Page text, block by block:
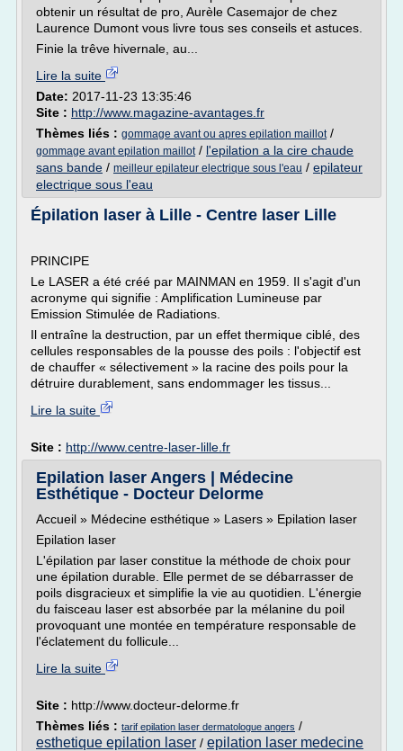
obtenir un résultat de pro, Aurèle Casemajor de chez
Laurence Dumont vous livre tous ses conseils et astuces.
Finie la trêve hivernale, au...
Lire la suite
Date: 2017-11-23 13:35:46
Site : http://www.magazine-avantages.fr
Thèmes liés : gommage avant ou apres epilation maillot/
gommage avant epilation maillot/ l'epilation a la cire chaude
sans bande / meilleur epilateur electrique sous l'eau / epilateur
electrique sous l'eau
Épilation laser à Lille - Centre laser Lille
PRINCIPE
Le LASER a été créé par MAINMAN en 1959. Il s'agit d'un
acronyme qui signifie : Amplification Lumineuse par
Emission Stimulée de Radiations.
Il entraîne la destruction, par un effet thermique ciblé, des
cellules responsables de la pousse des poils : l'objectif est
de chauffer « sélectivement » la racine des poils pour la
détruire durablement, sans endommager les tissus...
Lire la suite
Site : http://www.centre-laser-lille.fr
Epilation laser Angers | Médecine
Esthétique - Docteur Delorme
Accueil » Médecine esthétique » Lasers » Epilation laser
Epilation laser
L'épilation par laser constitue la méthode de choix pour
une épilation durable. Elle permet de se débarrasser de
poils disgracieux et simplifie la vie au quotidien. L'énergie
du faisceau laser est absorbée par la mélanine du poil
provoquant une montée en température responsable de
l'éclatement du follicule...
Lire la suite
Site : http://www.docteur-delorme.fr
Thèmes liés : tarif epilation laser dermatologue angers /
esthetique epilation laser / epilation laser medecine